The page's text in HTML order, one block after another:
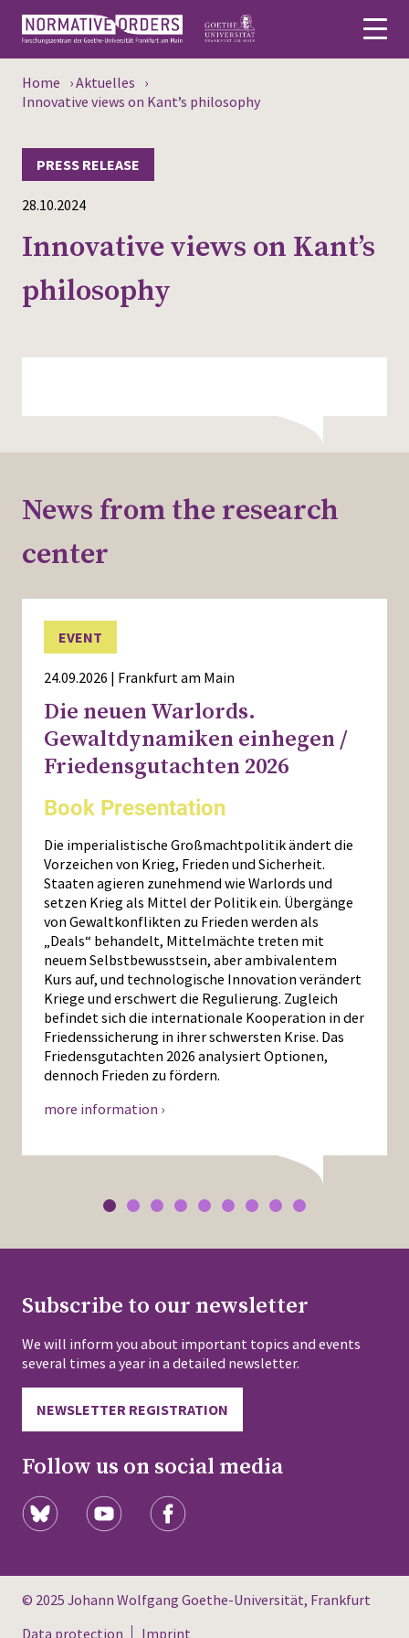
Deutsch
About
News
Research
Publications
Home ›Aktuelles ›
Innovative views on Kant’s philosophy
28.10.2024
PRESS RELEASE
Innovative views on Kant’s
philosophy
News from the research
center
EVENT
24.09.2026 | Frankfurt am Main
Die neuen Warlords.
Gewaltdynamiken einhegen /
Friedensgutachten 2026
Book Presentation
Die imperialistische Großmachtpolitik ändert die
Vorzeichen von Krieg, Frieden und Sicherheit.
Staaten agieren zunehmend wie Warlords und
setzen Krieg als Mittel der Politik ein. Übergänge
von Gewaltkonflikten zu Frieden werden als
„Deals“ behandelt, Mittelmächte treten mit
neuem Selbstbewusstsein, aber ambivalentem
Kurs auf, und technologische Innovation verändert
Kriege und erschwert die Regulierung. Zugleich
befindet sich die internationale Kooperation in der
Friedenssicherung in ihrer schwersten Krise. Das
Friedensgutachten 2026 analysiert Optionen,
dennoch Frieden zu fördern.
more information ›
Subscribe to our newsletter
We will inform you about important topics and events
several times a year in a detailed newsletter.
NEWSLETTER REGISTRATION
Follow us on social media
© 2025 Johann Wolfgang Goethe-Universität, Frankfurt
Data protection
Imprint